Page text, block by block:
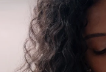
NUOVO
BREAKING NEWS
Lingua